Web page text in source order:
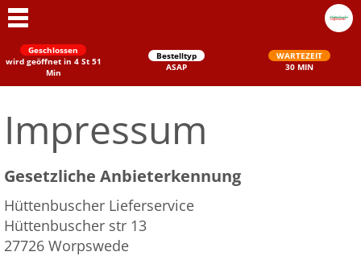
Geschlossen
wird geöffnet in 4 St 51
Min
Bestelltyp
ASAP
WARTEZEIT
30 MIN
Impressum
Gesetzliche Anbieterkennung
Hüttenbuscher Lieferservice
Hüttenbuscher str 13
27726 Worpswede